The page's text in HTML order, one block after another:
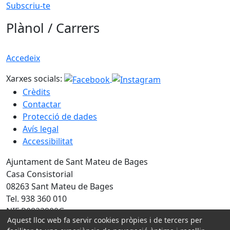
Subscriu-te
Plànol / Carrers
Accedeix
Xarxes socials:
Crèdits
Contactar
Protecció de dades
Avís legal
Accessibilitat
Ajuntament de Sant Mateu de Bages
Casa Consistorial
08263 Sant Mateu de Bages
Tel. 938 360 010
NIF P0822900G
Aquest lloc web fa servir cookies pròpies i de tercers per